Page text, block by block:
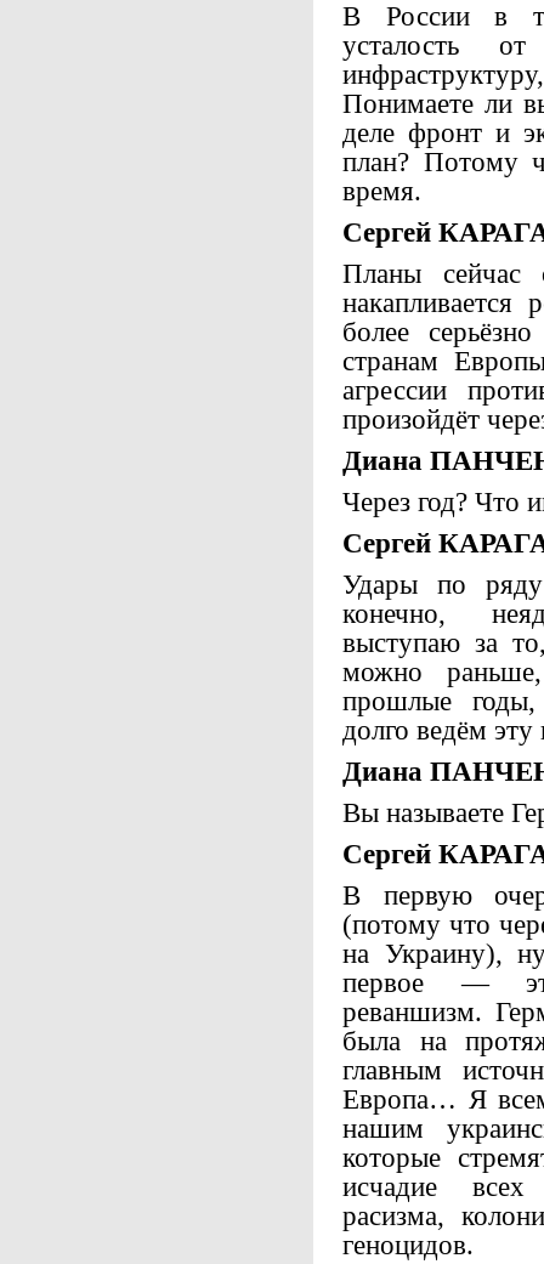
В России в
усталость
Понимаете ли
деле фронт и
план? Потому
время.
Сергей
Планы сейчас
накапливается
более
странам
агрессии
произойдёт
Диана
Через год? Что
Сергей
Удары по ряду
конечно,
выступаю за
можно
прошлые
долго ведём эту
Диана
Вы называете
Сергей
В первую
(потому что
на Украину),
первое —
реваншизм.
была на
главным
Европа… Я
нашим
которые
исчадие всех
расизма,
геноцидов.